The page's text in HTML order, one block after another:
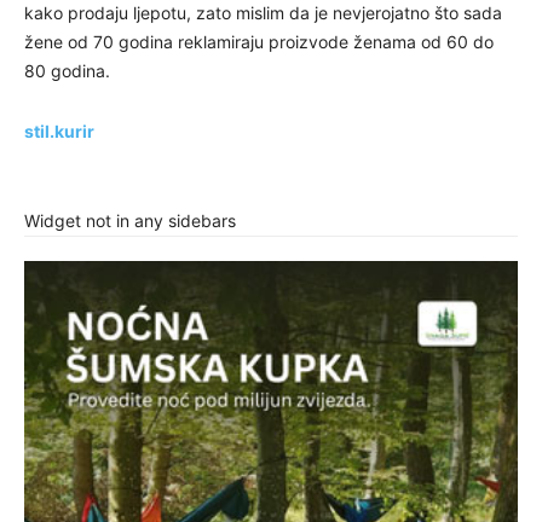
kako prodaju ljepotu, zato mislim da je nevjerojatno što sada
žene od 70 godina reklamiraju proizvode ženama od 60 do
80 godina.
stil.kurir
Widget not in any sidebars